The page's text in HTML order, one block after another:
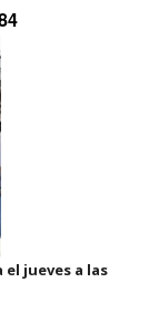
el jueves a las